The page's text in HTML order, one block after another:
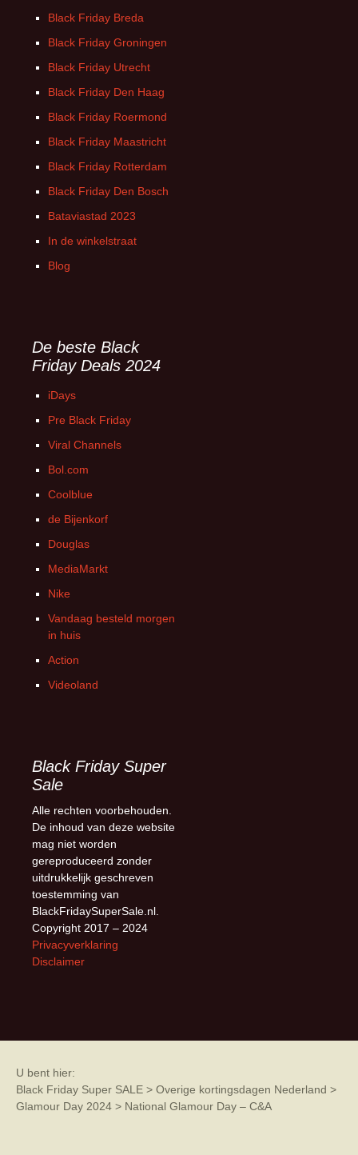
Black Friday Breda
Black Friday Groningen
Black Friday Utrecht
Black Friday Den Haag
Black Friday Roermond
Black Friday Maastricht
Black Friday Rotterdam
Black Friday Den Bosch
Bataviastad 2023
In de winkelstraat
Blog
De beste Black
Friday Deals 2024
iDays
Pre Black Friday
Viral Channels
Bol.com
Coolblue
de Bijenkorf
Douglas
MediaMarkt
Nike
Vandaag besteld morgen
in huis
Action
Videoland
Black Friday Super
Sale
Alle rechten voorbehouden.
De inhoud van deze website
mag niet worden
gereproduceerd zonder
uitdrukkelijk geschreven
toestemming van
BlackFridaySuperSale.nl.
Copyright 2017 – 2024
Privacyverklaring
Disclaimer
U bent hier:
Black Friday Super SALE > Overige kortingsdagen Nederland >
Glamour Day 2024 > National Glamour Day – C&A